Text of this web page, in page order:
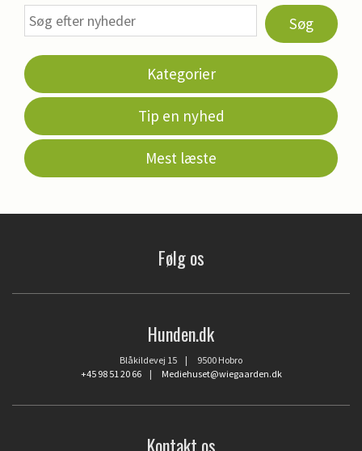
Søg
Kategorier
Tip en nyhed
Mest læste
Følg os
Hunden.dk
Blåkildevej 15 | 9500 Hobro
+45 98 51 20 66| Mediehuset@wiegaarden.dk
Kontakt os